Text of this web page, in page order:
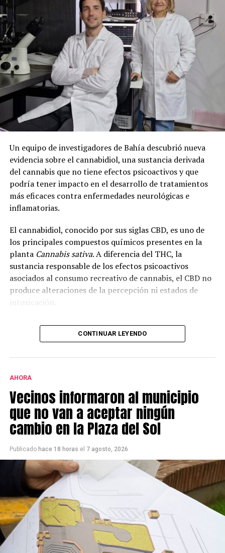
Un equipo de investigadores de Bahía descubrió nueva
evidencia sobre el cannabidiol, una sustancia derivada
del cannabis que no tiene efectos psicoactivos y que
podría tener impacto en el desarrollo de tratamientos
más eficaces contra enfermedades neurológicas e
inflamatorias.
El cannabidiol, conocido por sus siglas CBD, es uno de
los principales compuestos químicos presentes en la
planta Cannabis sativa. A diferencia del THC, la
sustancia responsable de los efectos psicoactivos
asociados al consumo recreativo de cannabis, el CBD no
produce alteraciones de la percepción ni estados de
Cecilia Bouzat, profesora de la UNS e investigadora
superior del CONICET, explicó que en la investigación se
7, una molécula que interviene en la comunicación
Según explicó, “todavía no hay fármacos específicos
para este receptor. Por eso lo estamos estudiando: hay
evidencias claras de que activarlo o potenciarlo
tan compleja. Por ejemplo, todo lo relacionado con
procesos de memoria y cognición se ve favorecido
cuando el receptor se activa”, remarcó.
“Esto es ciencia básica, pero es conocimiento
fundamental para que, más adelante, pueda traducirse
en el desarrollo de fármacos utilizables”.
La investigación estuvo a cargo del doctor Juan Facundo
CONTINUAR LEYENDO
AHORA
Vecinos informaron al municipio
que no van a aceptar ningún
cambio en la Plaza del Sol
Publicado hace 18 horas el 7 agosto, 2026